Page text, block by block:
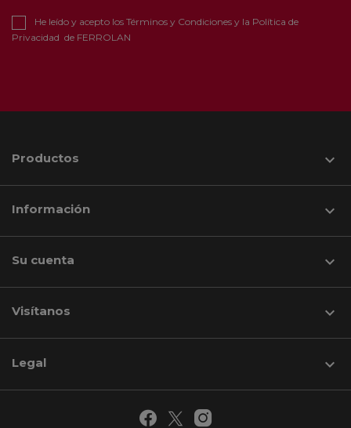
He leído y acepto los Términos y Condiciones y la Política de
Privacidad de FERROLAN
Productos 
Información 
Su cuenta 
Visítanos keyboard_arrow_down
Legal 